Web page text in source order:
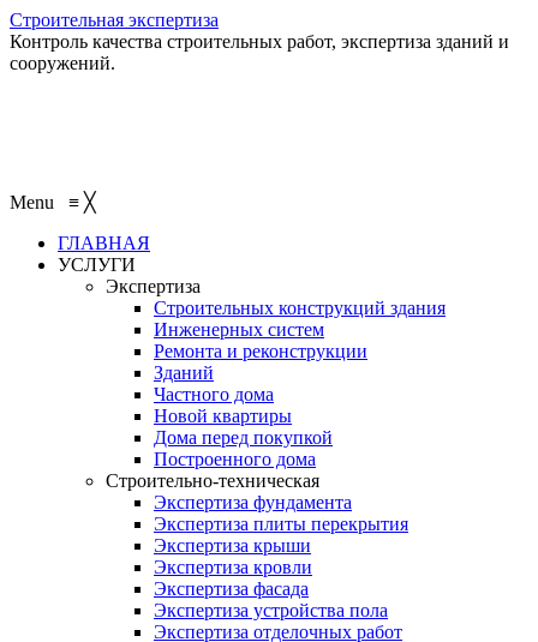
Строительная экспертиза
Контроль качества строительных работ, экспертиза зданий и
сооружений.
Menu ≡ ╳
ГЛАВНАЯ
УСЛУГИ
Экспертиза
Строительных конструкций здания
Инженерных систем
Ремонта и реконструкции
Зданий
Частного дома
Новой квартиры
Дома перед покупкой
Построенного дома
Строительно-техническая
Экспертиза фундамента
Экспертиза плиты перекрытия
Экспертиза крыши
Экспертиза кровли
Экспертиза фасада
Экспертиза устройства пола
Экспертиза отделочных работ